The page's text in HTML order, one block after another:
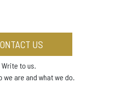
US
Write to us.
we are and what we do.